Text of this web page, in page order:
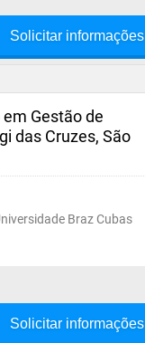
Solicitar informações
Gestão de
das Cruzes, São
Braz Cubas
Solicitar informações